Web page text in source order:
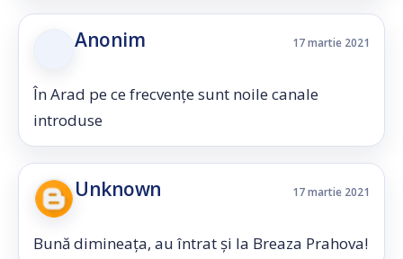
Anonim 17 martie 2021
În Arad pe ce frecvențe sunt noile canale
introduse
Unknown 17 martie 2021
Bună dimineața, au întrat și la Breaza Prahova!